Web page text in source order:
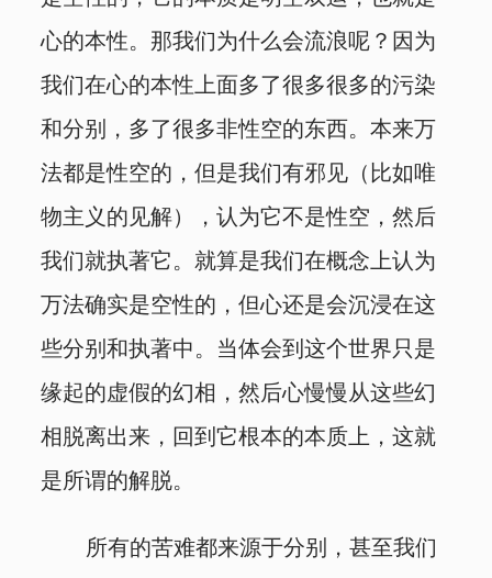
心的本性。那我们为什么会流浪呢？因为
我们在心的本性上面多了很多很多的污染
和分别，多了很多非性空的东西。本来万
法都是性空的，但是我们有邪见（比如唯
物主义的见解），认为它不是性空，然后
我们就执著它。就算是我们在概念上认为
万法确实是空性的，但心还是会沉浸在这
些分别和执著中。当体会到这个世界只是
缘起的虚假的幻相，然后心慢慢从这些幻
相脱离出来，回到它根本的本质上，这就
是所谓的解脱。
所有的苦难都来源于分别，甚至我们